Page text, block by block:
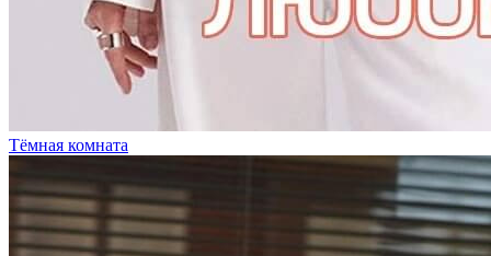
Тёмная комната